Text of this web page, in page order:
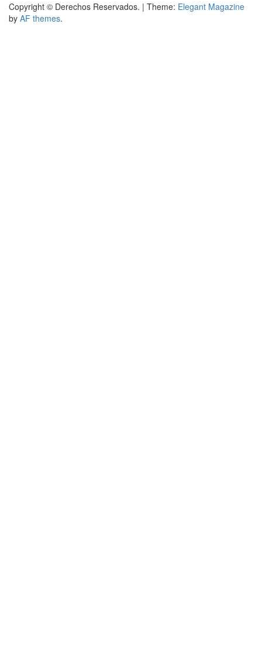
Copyright © Derechos Reservados. | Theme: Elegant Magazine
by AF themes.